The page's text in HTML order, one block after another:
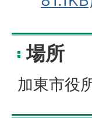
場所
加東市役